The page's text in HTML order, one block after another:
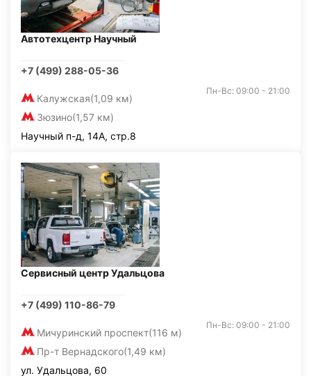
Автотехцентр Научный
+7 (499) 288-05-36
Калужская(1,09 км)
Зюзино(1,57 км)
Пн-Вс: 09:00 - 21:00
Научный п-д, 14А, стр.8
Сервисный центр Удальцова
+7 (499) 110-86-79
Мичуринский проспект(116 м)
Пр-т Вернадского(1,49 км)
Пн-Вс: 09:00 - 21:00
ул. Удальцова, 60